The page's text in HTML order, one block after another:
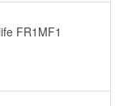
FR1MF1